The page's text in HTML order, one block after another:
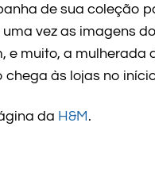
de sua coleção
vez as imagens
muito, a mulherada
às lojas no
da H&M .